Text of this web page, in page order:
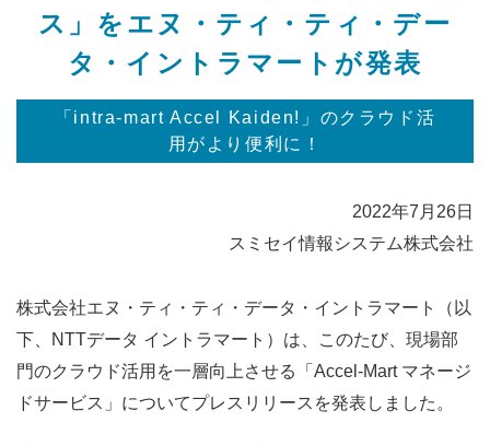
ス」を エヌ・ティ・ティ・デー
タ・イントラマートが発表
「intra-mart Accel Kaiden!」のクラウド活
用がより便利に！
2022年7月26日
スミセイ情報システム株式会社
株式会社エヌ・ティ・ティ・データ・イントラマート（以
下、NTTデータ イントラマート）は、このたび、現場部
門のクラウド活用を一層向上させる「Accel-Mart マネージ
ドサービス」についてプレスリリースを発表しました。